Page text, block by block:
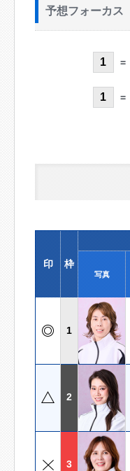
予想フォーカス
1 =
1 =
印 枠
写真
1
2
3